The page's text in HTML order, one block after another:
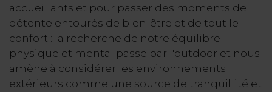
accueillants et pour passer des moments de
détente entourés de bien-être et de tout le
confort : la recherche de notre équilibre
physique et mental passe par l'outdoor et nous
amène à considérer les environnements
extérieurs comme une source de tranquillité et